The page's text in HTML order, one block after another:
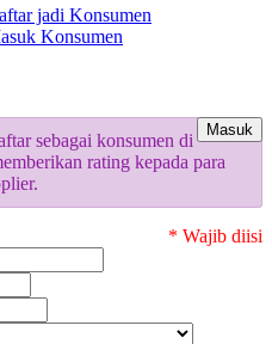
jadi Konsumen
Konsumen
Masuk
sebagai konsumen di
rating kepada para
* Wajib diisi